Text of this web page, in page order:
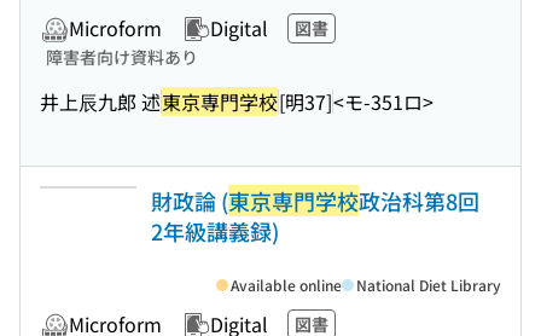
Microform Digital
図書
障害者向け資料あり
井上辰九郎 述東京専門学校[明37]<モ-351ロ>
財政論 (東京専門学校政治科第8回
2年級講義録)
Microform Digital
図書
Available online National Diet Library